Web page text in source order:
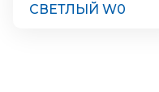
СВЕТЛЫЙ W0